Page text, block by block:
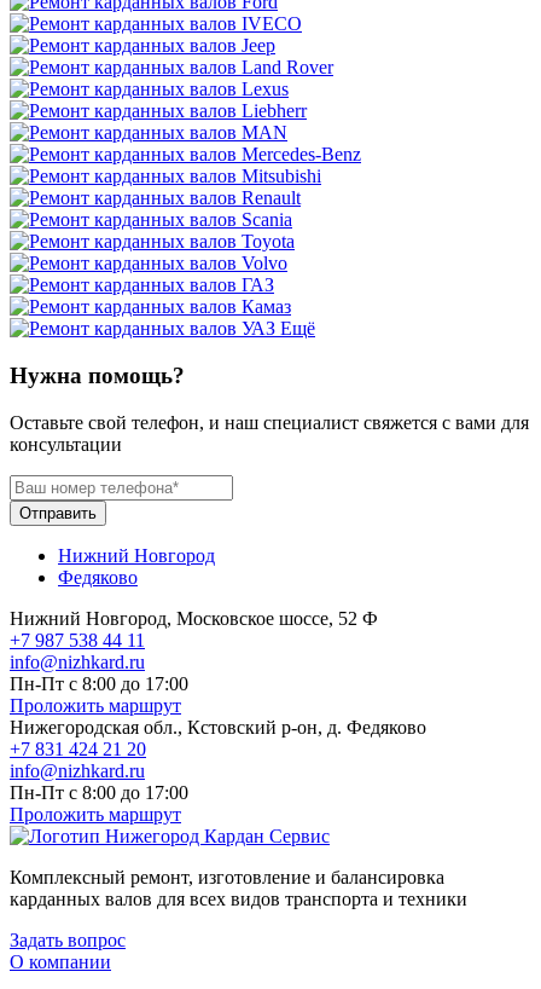
Ещё
Нужна помощь?
Оставьте свой телефон, и наш специалист свяжется с вами для
консультации
Отправить
Нижний Новгород
Федяково
Нижний Новгород, Московское шоссе, 52 Ф
+7 987 538 44 11
info@nizhkard.ru
Пн-Пт с 8:00 до 17:00
Проложить маршрут
Нижегородская обл., Кстовский р-он, д. Федяково
+7 831 424 21 20
info@nizhkard.ru
Пн-Пт с 8:00 до 17:00
Проложить маршрут
Комплексный ремонт, изготовление и балансировка
карданных валов для всех видов транспорта и техники
Задать вопрос
О компании